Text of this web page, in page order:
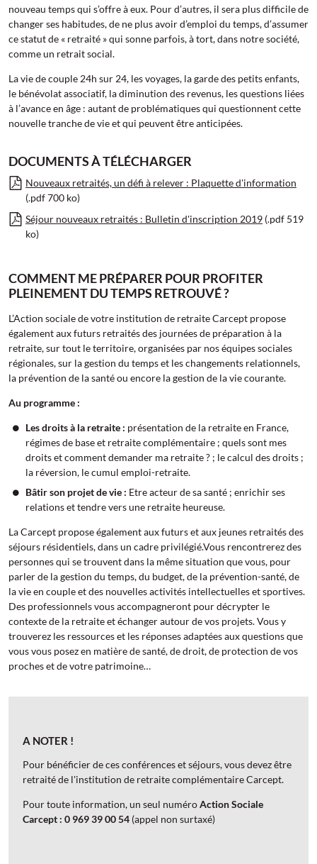
nouveau temps qui s’offre à eux. Pour d’autres, il sera plus difficile de
changer ses habitudes, de ne plus avoir d’emploi du temps, d’assumer
ce statut de « retraité » qui sonne parfois, à tort, dans notre société,
comme un retrait social.
La vie de couple 24h sur 24, les voyages, la garde des petits enfants,
le bénévolat associatif, la diminution des revenus, les questions liées
à l’avance en âge : autant de problématiques qui questionnent cette
nouvelle tranche de vie et qui peuvent être anticipées.
DOCUMENTS À TÉLÉCHARGER
Nouveaux retraités, un défi à relever : Plaquette d'information
(.pdf 700 ko)
Séjour nouveaux retraités : Bulletin d'inscription 2019 (.pdf 519
ko)
COMMENT ME PRÉPARER POUR PROFITER
PLEINEMENT DU TEMPS RETROUVÉ ?
L’Action sociale de votre institution de retraite Carcept propose
également aux futurs retraités des journées de préparation à la
retraite, sur tout le territoire, organisées par nos équipes sociales
régionales, sur la gestion du temps et les changements relationnels,
la prévention de la santé ou encore la gestion de la vie courante.
Au programme :
Les droits à la retraite : présentation de la retraite en France,
régimes de base et retraite complémentaire ; quels sont mes
droits et comment demander ma retraite ? ; le calcul des droits ;
la réversion, le cumul emploi-retraite.
Bâtir son projet de vie : Etre acteur de sa santé ; enrichir ses
relations et tendre vers une retraite heureuse.
La Carcept propose également aux futurs et aux jeunes retraités des
séjours résidentiels, dans un cadre privilégié.Vous rencontrerez des
personnes qui se trouvent dans la même situation que vous, pour
parler de la gestion du temps, du budget, de la prévention-santé, de
la vie en couple et des nouvelles activités intellectuelles et sportives.
Des professionnels vous accompagneront pour décrypter le
contexte de la retraite et échanger autour de vos projets. Vous y
trouverez les ressources et les réponses adaptées aux questions que
vous vous posez en matière de santé, de droit, de protection de vos
proches et de votre patrimoine…
A NOTER !
Pour bénéficier de ces conférences et séjours, vous devez être
retraité de l'institution de retraite complémentaire Carcept.
Pour toute information, un seul numéroAction Sociale
Carcept : 0 969 39 00 54 (appel non surtaxé)